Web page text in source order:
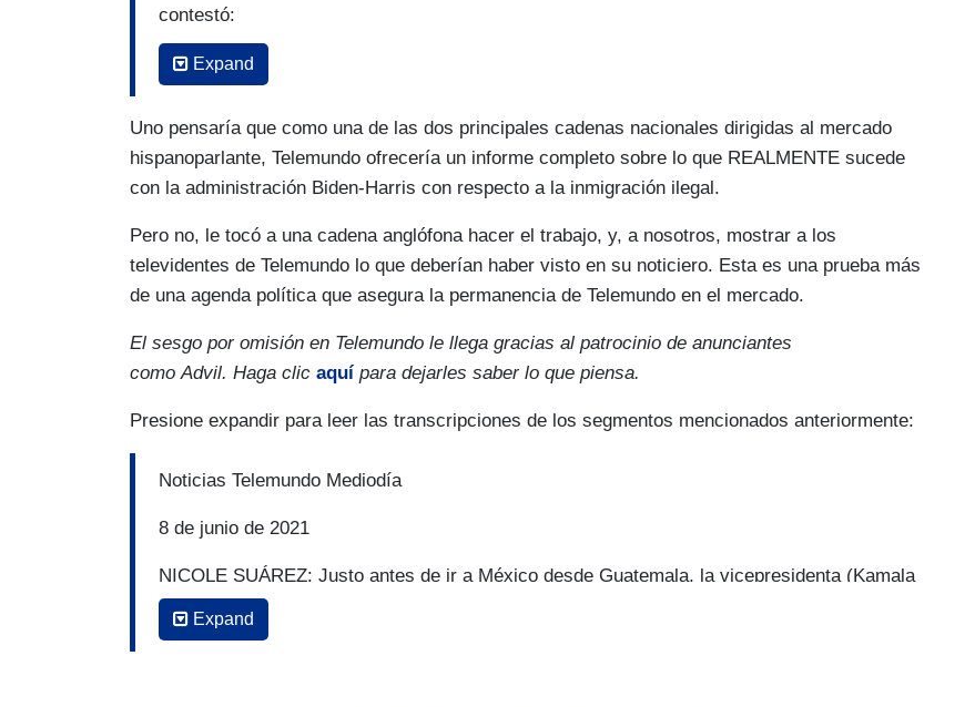
contestó:
KAMALA HARRIS: Me importa esto y me importa lo que está sucediendo en la
frontera. Estoy en Guatemala, porque mi enfoque es lidiar con las causas fundamentales
de la migración. Puede haber algunos que piensen que eso no es importante, pero creo
firmemente que si nos preocupamos por lo que está sucediendo en la frontera: es mejor
que nos preocupemos por las causas fundamentales y las abordemos. Y eso es lo que
SUÁREZ: Kamala Harris le reconoció a Lester Holt que no ve una solución rápida para
acabar con causas que provocan la inmigración, que es un tema extemadamente
van a ver en el futuro y que merecen la pena.
frontera?
KAMALA HARRIS: En algún momento. Vamos a la frontera. Hemos estado en la
frontera. Hemos estado en la frontera.
HOLT: Usted no ha estado en la frontera.
Expand
Uno pensaría que como una de las dos principales cadenas nacionales dirigidas al mercado
hispanoparlante, Telemundo ofrecería un informe completo sobre lo que REALMENTE sucede
con la administración Biden-Harris con respecto a la inmigración ilegal.
Pero no, le tocó a una cadena anglófona hacer el trabajo, y, a nosotros, mostrar a los
televidentes de Telemundo lo que deberían haber visto en su noticiero. Esta es una prueba más
de una agenda política que asegura la permanencia de Telemundo en el mercado.
El sesgo por omisión en Telemundo le llega gracias al patrocinio de anunciantes
como Advil. Haga clic aquí para dejarles saber lo que piensa.
Presione expandir para leer las transcripciones de los segmentos mencionados anteriormente:
Noticias Telemundo Mediodía
8 de junio de 2021
NICOLE SUÁREZ: Justo antes de ir a México desde Guatemala, la vicepresidenta (Kamala
Harris) habló con el presentador de NBC News Lester Holt en exclusiva, sobre este
asunto. Varias veces, él le preguntó por qué no ha visitado la frontera y esto fue lo que le
Expand